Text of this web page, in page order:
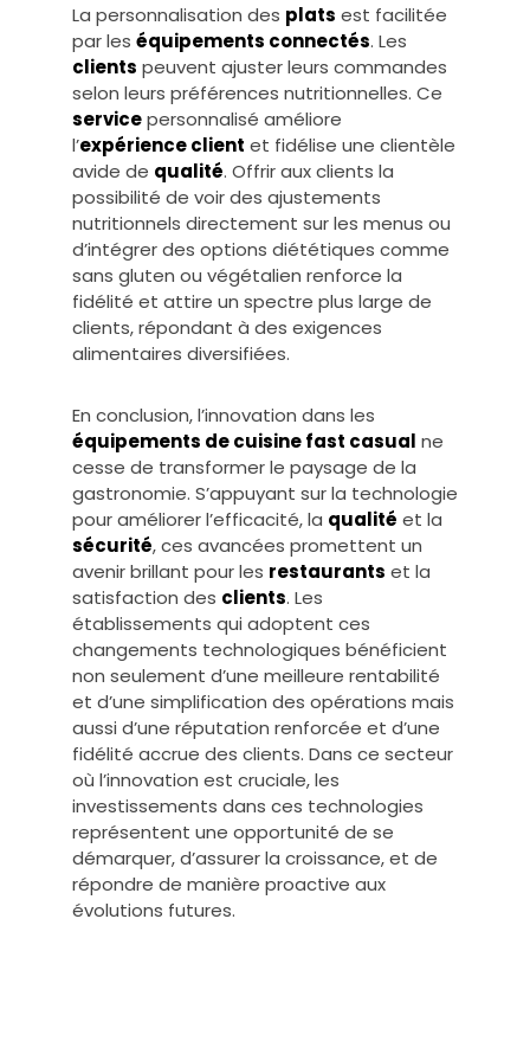
La personnalisation des plats est facilitée
par les équipements connectés. Les
clients peuvent ajuster leurs commandes
selon leurs préférences nutritionnelles. Ce
servicepersonnalisé améliore
l’expérience client et fidélise une clientèle
avide de qualité. Offrir aux clients la
possibilité de voir des ajustements
nutritionnels directement sur les menus ou
d’intégrer des options diététiques comme
sans gluten ou végétalien renforce la
fidélité et attire un spectre plus large de
clients, répondant à des exigences
alimentaires diversifiées.
En conclusion, l’innovation dans les
équipements de cuisine fast casual ne
cesse de transformer le paysage de la
gastronomie. S’appuyant sur la technologie
pour améliorer l’efficacité, la qualité et la
sécurité, ces avancées promettent un
avenir brillant pour les restaurants et la
satisfaction des clients. Les
établissements qui adoptent ces
changements technologiques bénéficient
non seulement d’une meilleure rentabilité
et d’une simplification des opérations mais
aussi d’une réputation renforcée et d’une
fidélité accrue des clients. Dans ce secteur
où l’innovation est cruciale, les
investissements dans ces technologies
représentent une opportunité de se
démarquer, d’assurer la croissance, et de
répondre de manière proactive aux
évolutions futures.